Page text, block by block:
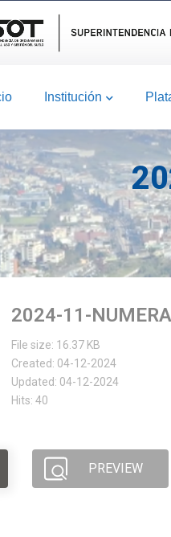
Institución
2024-11-
File size: 16.37 KB
Created: 04-12-2024
Updated: 04-12-2024
Hits: 40
PREVIEW